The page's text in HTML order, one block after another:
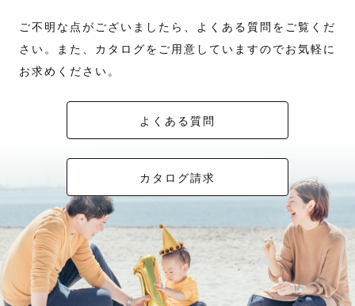
ご不明な点がございましたら、よくある質問をご覧くだ
さい。また、カタログをご用意していますのでお気軽に
お求めください。
よくある質問
カタログ請求